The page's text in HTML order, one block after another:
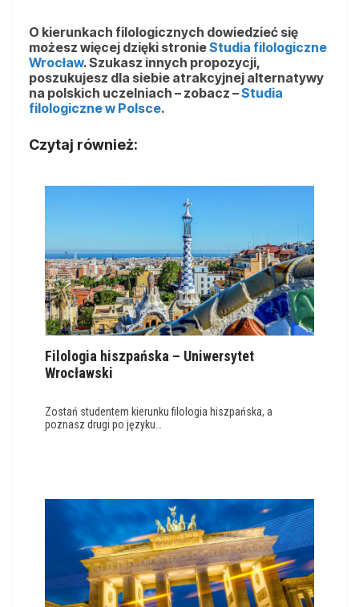
O kierunkach filologicznych dowiedzieć się
możesz więcej dzięki stronieStudia filologiczne
Wrocław. Szukasz innych propozycji,
poszukujesz dla siebie atrakcyjnej alternatywy
na polskich uczelniach – zobacz –Studia
filologiczne w Polsce.
Czytaj również:
Filologia hiszpańska – Uniwersytet
Wrocławski
Zostań studentem kierunku filologia hiszpańska, a
poznasz drugi po języku…